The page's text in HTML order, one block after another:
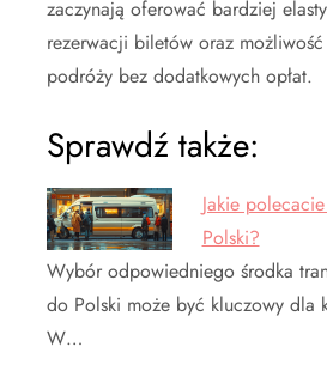
zaczynają oferować bardziej
rezerwacji biletów oraz
podróży bez dodatkowych opłat.
Sprawdź także:
Jakie
Polski?
Wybór odpowiedniego środka
do Polski może być kluczowy dla
W…